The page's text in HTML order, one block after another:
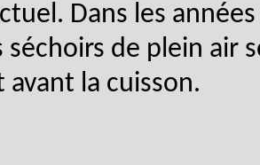
Dans les
séchoirs de plein air
avant la cuisson.